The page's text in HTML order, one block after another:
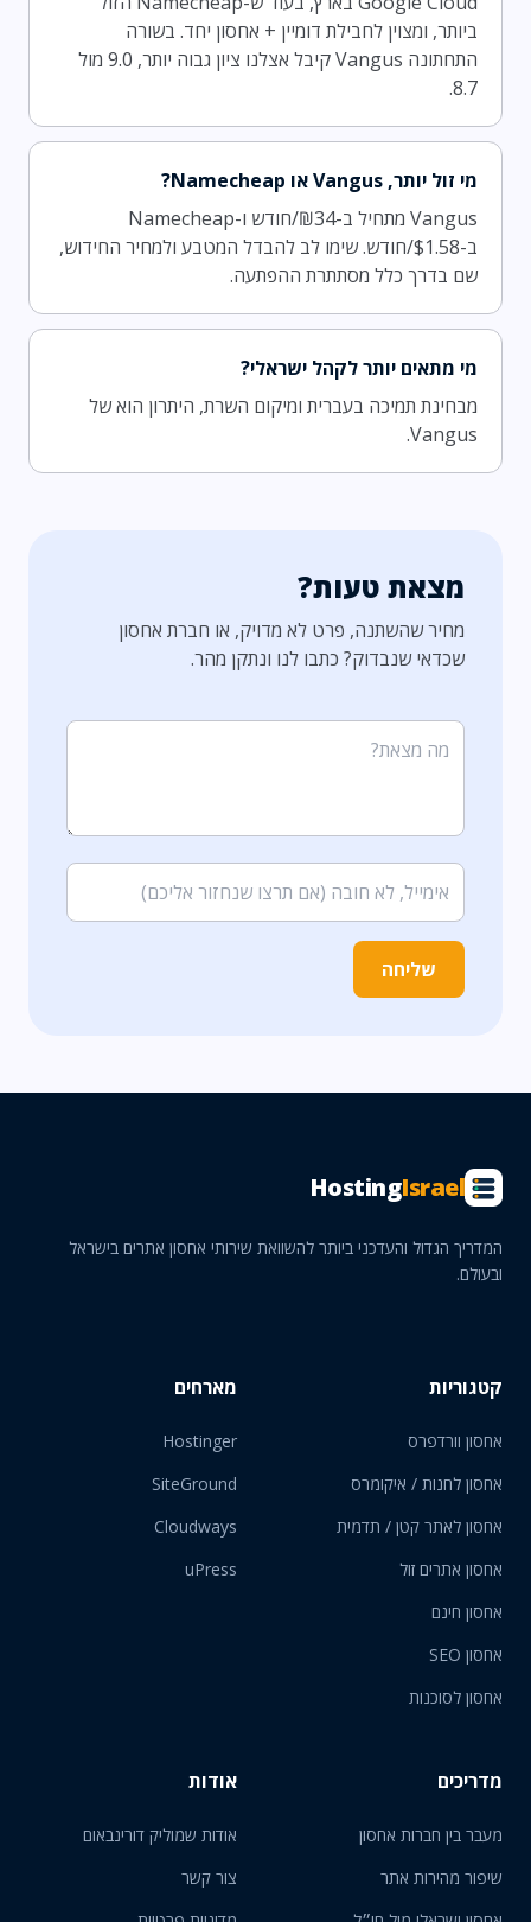
ביותר, ומצוין לחבילת דומיין + אחסון יחד. בשורה
התחתונה Vangus קיבל אצלנו ציון גבוה יותר, 9.0 מול
8.7.
מי זול יותר, Vangus או Namecheap?
Vangus מתחיל ב-₪34/חודש ו-Namecheap
ב-$1.58/חודש. שימו לב להבדל המטבע ולמחיר החידוש,
שם בדרך כלל מסתתרת ההפתעה.
מי מתאים יותר לקהל ישראלי?
מבחינת תמיכה בעברית ומיקום השרת, היתרון הוא של
Vangus.
מצאת טעות?
מחיר שהשתנה, פרט לא מדויק, או חברת אחסון
שכדאי שנבדוק? כתבו לנו ונתקן מהר.
שליחה
HostingIsrael
המדריך הגדול והעדכני ביותר להשוואת שירותי אחסון אתרים בישראל
ובעולם.
קטגוריות
אחסון וורדפרס
אחסון לחנות / איקומרס
אחסון לאתר קטן / תדמית
אחסון אתרים זול
אחסון חינם
אחסון SEO
אחסון לסוכנות
מארחים
Hostinger
SiteGround
Cloudways
uPress
מדריכים
מעבר בין חברות אחסון
שיפור מהירות אתר
אודות
אודות שמוליק דורינבאום
צור קשר